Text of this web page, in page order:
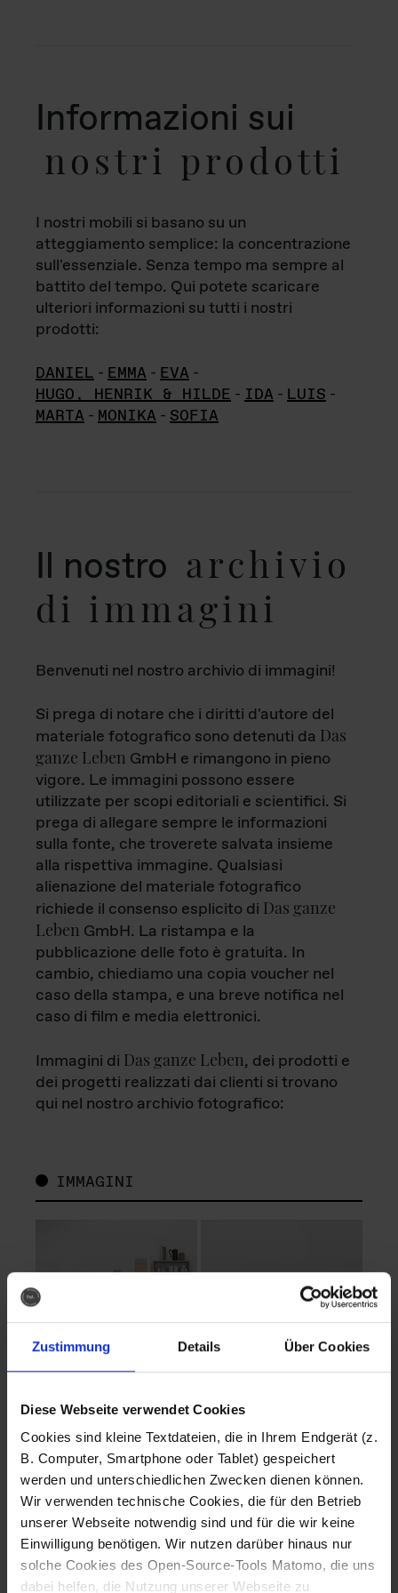
Zustimmung Details Über Cookies
Diese Webseite verwendet Cookies
Cookies sind kleine Textdateien, die in Ihrem Endgerät (z.
B. Computer, Smartphone oder Tablet) gespeichert
werden und unterschiedlichen Zwecken dienen können.
Wir verwenden technische Cookies, die für den Betrieb
unserer Webseite notwendig sind und für die wir keine
Einwilligung benötigen. Wir nutzen darüber hinaus nur
solche Cookies des Open-Source-Tools Matomo, die uns
dabei helfen, die Nutzung unserer Webseite zu
Informazioni sui
nostri prodotti
I nostri mobili si basano su un
atteggiamento semplice: la concentrazione
sull'essenziale. Senza tempo ma sempre al
battito del tempo. Qui potete scaricare
ulteriori informazioni su tutti i nostri
prodotti:
DANIEL - EMMA - EVA -
HUGO, HENRIK & HILDE - IDA - LUIS -
MARTA - MONIKA - SOFIA
Il nostro archivio
di immagini
Benvenuti nel nostro archivio di immagini!
Si prega di notare che i diritti d'autore del
materiale fotografico sono detenuti da Das
ganze Leben GmbH e rimangono in pieno
vigore. Le immagini possono essere
utilizzate per scopi editoriali e scientifici. Si
prega di allegare sempre le informazioni
sulla fonte, che troverete salvata insieme
alla rispettiva immagine. Qualsiasi
alienazione del materiale fotografico
richiede il consenso esplicito di Das ganze
Leben GmbH. La ristampa e la
pubblicazione delle foto è gratuita. In
cambio, chiediamo una copia voucher nel
caso della stampa, e una breve notifica nel
caso di film e media elettronici.
Immagini di Das ganze Leben, dei prodotti e
dei progetti realizzati dai clienti si trovano
qui nel nostro archivio fotografico:
IMMAGINI
Fotografo: Lorenz
Sternbach
Download
Fotografo: Lorenz
Sternbach
Download